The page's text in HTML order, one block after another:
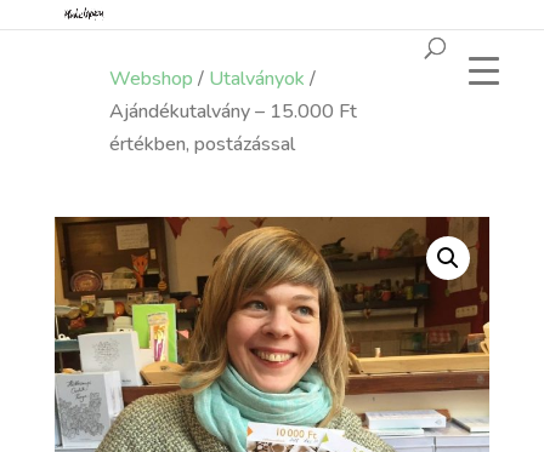
Webshop / Utalványok /
Ajándékutalvány – 15.000 Ft
értékben, postázással